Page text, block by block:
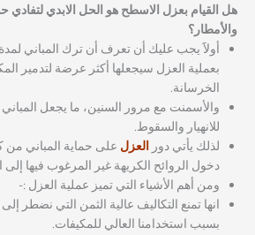
هل القيام بعزل الاسطح هو الحل الابدي
والأمطار؟
أولاََ يجب عليك أن تعرف أن ترك المباني
بعملية العزل سيجعلها أكثر عرضة لتدمير
الخرسانة.
والأسمنت مع مرور السنين، ما يجعل
للانهيار والسقوط.
لذلك يأتي دور العزل على حماية المباني من
دخول الروائح الكريهة غير المرغوب فيها إلى
ومن أهم الأشياء التي تميز عملية العزل :-
انها تمنع التكاليف عالية الثمن التي نضطر
بسبب استخدامنا العالي للمكيفات.